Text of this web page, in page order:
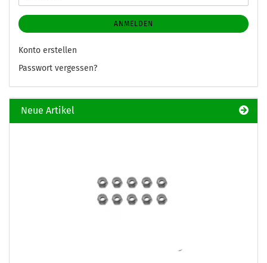
ANMELDEN
Konto erstellen
Passwort vergessen?
Neue Artikel